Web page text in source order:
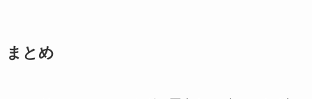
まとめ